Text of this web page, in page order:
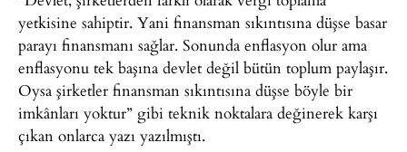
yetkisine sahiptir. Yani finansman sıkıntısına düşse basar
parayı finansmanı sağlar. Sonunda enflasyon olur ama
enflasyonu tek başına devlet değil bütün toplum paylaşır.
Oysa şirketler finansman sıkıntısına düşse böyle bir
imkânları yoktur” gibi teknik noktalara değinerek karşı
çıkan onlarca yazı yazılmıştı.